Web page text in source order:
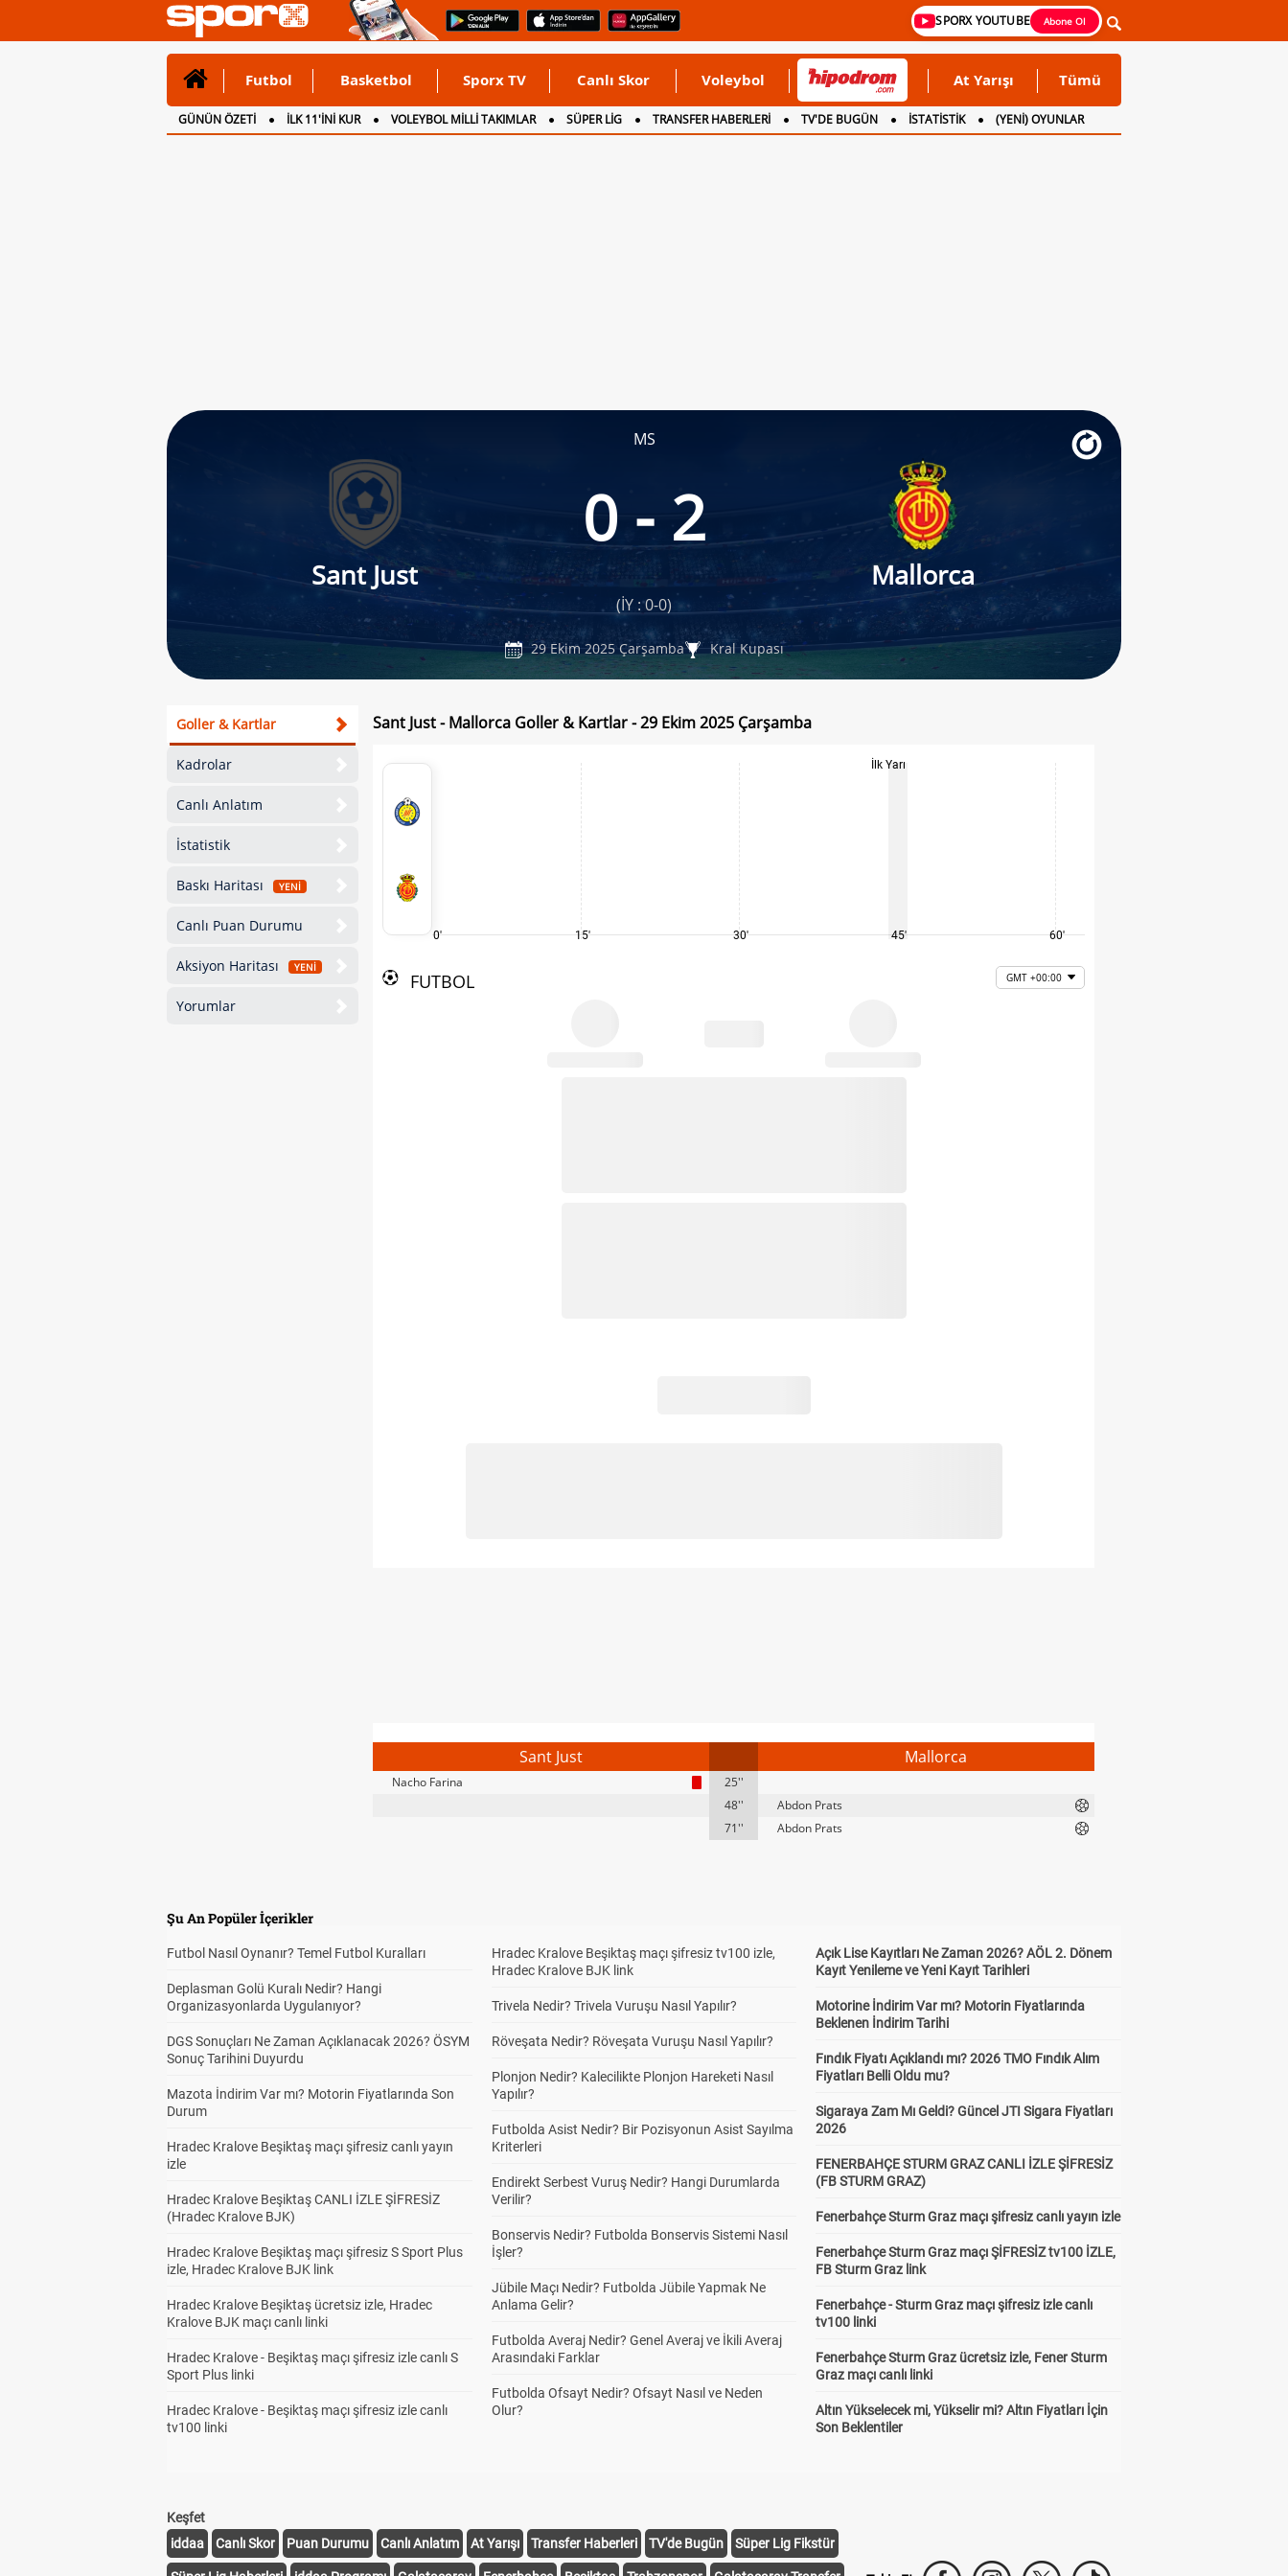
SPORX YOUTUBE Abone Ol
Futbol Basketbol Sporx TV Canlı Skor Voleybol At Yarışı Tümü
GÜNÜN ÖZETİ İLK 11'İNİ KUR VOLEYBOL MİLLİ TAKIMLAR SÜPER LİG TRANSFER HABERLERİ TV'DE BUGÜN İSTATİSTİK
(YENİ) OYUNLAR
CANLI ANLATIM
İNGİLTERE
MS
Sant Just
0 - 2
Mallorca
(İY : 0-0)
29 Ekim 2025 Çarşamba Kral Kupası
Goller & Kartlar
Kadrolar
Canlı Anlatım
İstatistik
Baskı Haritası YENİ
Canlı Puan Durumu
Aksiyon Haritası YENİ
Yorumlar
Sant Just - Mallorca Goller & Kartlar - 29 Ekim 2025 Çarşamba
0' 15' 30'
İlk Yarı
45' 60'
FUTBOL GMT +00:00
Sant Just Mallorca
Nacho Farina
25''
48''
Abdon Prats
71''
Abdon Prats
Şu An Popüler İçerikler
Futbol Nasıl Oynanır? Temel Futbol Kuralları
Deplasman Golü Kuralı Nedir? Hangi
Organizasyonlarda Uygulanıyor?
DGS Sonuçları Ne Zaman Açıklanacak 2026? ÖSYM
Sonuç Tarihini Duyurdu
Mazota İndirim Var mı? Motorin Fiyatlarında Son
Durum
Hradec Kralove Beşiktaş maçı şifresiz canlı yayın
izle
Hradec Kralove Beşiktaş CANLI İZLE ŞİFRESİZ
(Hradec Kralove BJK)
Hradec Kralove Beşiktaş maçı şifresiz S Sport Plus
izle, Hradec Kralove BJK link
Hradec Kralove Beşiktaş ücretsiz izle, Hradec
Kralove BJK maçı canlı linki
Hradec Kralove - Beşiktaş maçı şifresiz izle canlı S
Sport Plus linki
Hradec Kralove - Beşiktaş maçı şifresiz izle canlı
tv100 linki
Hradec Kralove Beşiktaş maçı şifresiz tv100 izle,
Hradec Kralove BJK link
Trivela Nedir? Trivela Vuruşu Nasıl Yapılır?
Röveşata Nedir? Röveşata Vuruşu Nasıl Yapılır?
Plonjon Nedir? Kalecilikte Plonjon Hareketi Nasıl
Yapılır?
Futbolda Asist Nedir? Bir Pozisyonun Asist Sayılma
Kriterleri
Endirekt Serbest Vuruş Nedir? Hangi Durumlarda
Verilir?
Bonservis Nedir? Futbolda Bonservis Sistemi Nasıl
İşler?
Jübile Maçı Nedir? Futbolda Jübile Yapmak Ne
Anlama Gelir?
Futbolda Averaj Nedir? Genel Averaj ve İkili Averaj
Arasındaki Farklar
Futbolda Ofsayt Nedir? Ofsayt Nasıl ve Neden
Olur?
Açık Lise Kayıtları Ne Zaman 2026? AÖL 2. Dönem
Kayıt Yenileme ve Yeni Kayıt Tarihleri
Motorine İndirim Var mı? Motorin Fiyatlarında
Beklenen İndirim Tarihi
Fındık Fiyatı Açıklandı mı? 2026 TMO Fındık Alım
Fiyatları Belli Oldu mu?
Sigaraya Zam Mı Geldi? Güncel JTI Sigara Fiyatları
2026
FENERBAHÇE STURM GRAZ CANLI İZLE ŞİFRESİZ
(FB STURM GRAZ)
Fenerbahçe Sturm Graz maçı şifresiz canlı yayın izle
Fenerbahçe Sturm Graz maçı ŞİFRESİZ tv100 İZLE,
FB Sturm Graz link
Fenerbahçe - Sturm Graz maçı şifresiz izle canlı
tv100 linki
Fenerbahçe Sturm Graz ücretsiz izle, Fener Sturm
Graz maçı canlı linki
Altın Yükselecek mi, Yükselir mi? Altın Fiyatları İçin
Son Beklentiler
Keşfet
iddaa
Canlı Skor Puan Durumu Canlı Anlatım At Yarışı Transfer Haberleri TV'de Bugün Süper Lig Fikstür